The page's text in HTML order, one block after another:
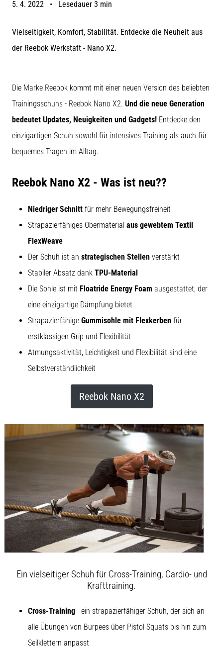
Symptome,
und
Behandlung
oder
nach
Laufen
unter
Fersenschmerzen?
der
häufigsten
Lesedauer 8 min
Kohlenhydrat-
Superkompensation:
beeinflusst
Laufleistung?
Ausdauerleistung
Finde
heraus,
woraus…
Alle
anzeigen
5. 4. 2022 • Lesedauer 3 min
Vielseitigkeit, Komfort, Stabilität. Entdecke die Neuheit aus
der Reebok Werkstatt - Nano X2.
Die Marke Reebok kommt mit einer neuen Version des beliebten
Trainingsschuhs - Reebok Nano X2. Und die neue Generation
bedeutet Updates, Neuigkeiten und Gadgets! Entdecke den
einzigartigen Schuh sowohl für intensives Training als auch für
bequemes Tragen im Alltag.
Reebok Nano X2 - Was ist neu??
Niedriger Schnitt für mehr Bewegungsfreiheit
Strapazierfähiges Obermaterial aus gewebtem Textil
FlexWeave
Der Schuh ist an strategischen Stellen verstärkt
Stabiler Absatz dank TPU-Material
Die Sohle ist mit Floatride Energy Foam ausgestattet, der
eine einzigartige Dämpfung bietet
Strapazierfähige Gummisohle mit Flexkerben für
erstklassigen Grip und Flexibilität
Atmungsaktivität, Leichtigkeit und Flexibilität sind eine
Selbstverständlichkeit
Reebok Nano X2
Ein vielseitiger Schuh für Cross-Training, Cardio- und
Krafttraining.
Cross-Training - ein strapazierfähiger Schuh, der sich an
alle Übungen von Burpees über Pistol Squats bis hin zum
Seilklettern anpasst